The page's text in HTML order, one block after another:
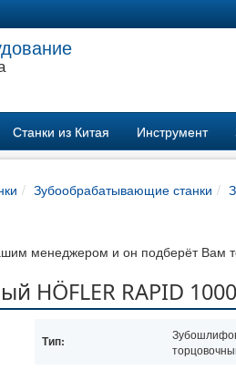
Станки из Китая Инструмент
Зубообрабатывающие станки
менеджером и он подберёт Вам
HÖFLER RAPID 1000
Тип: